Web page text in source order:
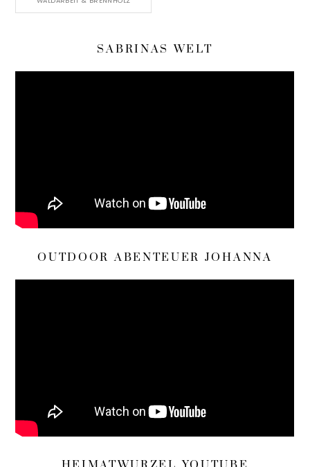
SABRINAS WELT
OUTDOOR ABENTEUER JOHANNA